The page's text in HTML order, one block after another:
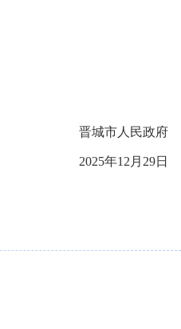
晋城市人民政府
2025年12月29日